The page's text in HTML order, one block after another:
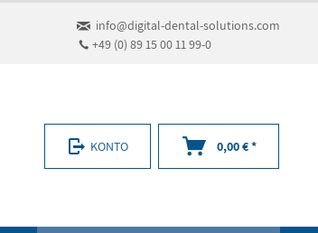
info@digital-dental-solutions.com
+49 (0) 89 15 00 11 99-0
KONTO 0,00 € *